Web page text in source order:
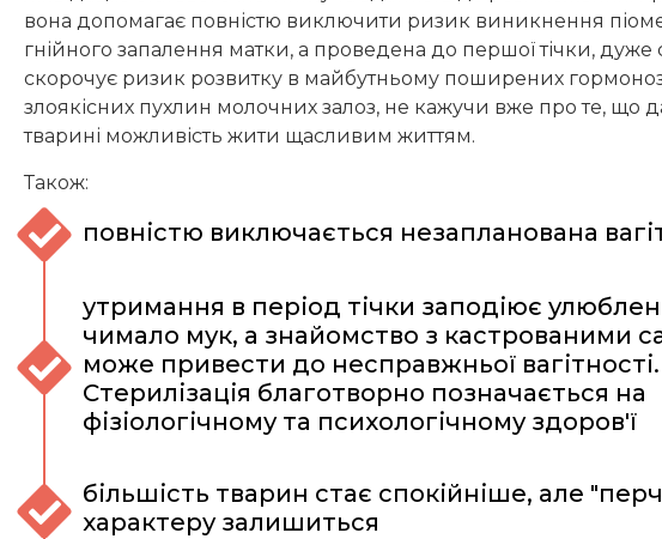
вона допомагає повністю виключити ризик виникнення
гнійного запалення матки, а проведена до першої тічки, дуже
скорочує ризик розвитку в майбутньому поширених
злоякісних пухлин молочних залоз, не кажучи вже про те, що
тварині можливість жити щасливим життям.
Також:
повністю виключається незапланована
утримання в період тічки заподіює
чимало мук, а знайомство з кастрованими
може привести до несправжньої вагітності.
Стерилізація благотворно позначається на
фізіологічному та психологічному здоров'ї
більшість тварин стає спокійніше, але
характеру залишиться